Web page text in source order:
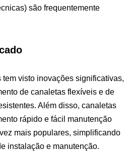
são frequentemente
visto inovações significativas,
de canaletas flexíveis e de
Além disso, canaletas
rápido e fácil manutenção
mais populares, simplificando
instalação e manutenção.